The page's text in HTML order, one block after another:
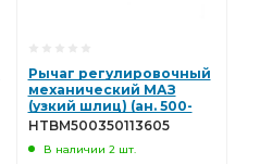
Рычаг регулировочный
механический МАЗ
(узкий шлиц) (ан. 500-
3501136-05, РТ-40-30)
HTBM500350113605
HTBM500350113605
В наличии 2 шт.